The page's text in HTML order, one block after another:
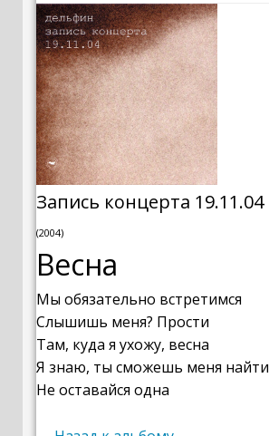
Запись концерта 19.11.04
(2004)
Весна
Мы обязательно встретимся
Слышишь меня? Прости
Там, куда я ухожу, весна
Я знаю, ты сможешь меня найти
Не оставайся одна